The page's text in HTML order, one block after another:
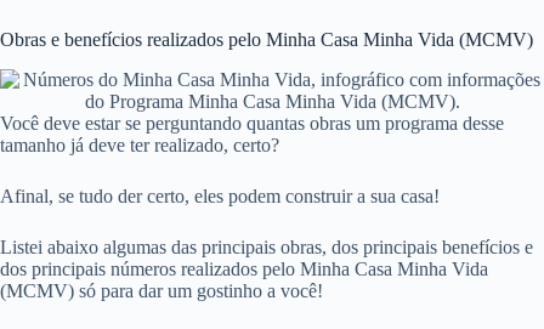
Obras e benefícios realizados pelo Minha Casa Minha Vida (MCMV)
Você deve estar se perguntando quantas obras um programa desse
tamanho já deve ter realizado, certo?
Afinal, se tudo der certo, eles podem construir a sua casa!
Listei abaixo algumas das principais obras, dos principais benefícios e
dos principais números realizados pelo Minha Casa Minha Vida
(MCMV) só para dar um gostinho a você!